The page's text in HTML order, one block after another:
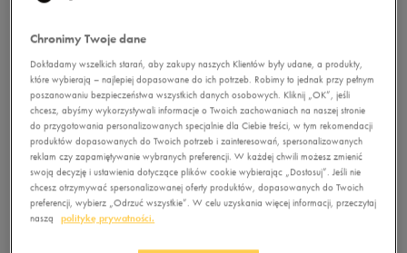
produkty i dokonywania przelewu lub płatności kartą kredytową
W opisanych sytuacjach Twoja przeglądarka łączy się z naszym
sklepem przez bezpieczne, szyfrowane 128 bitowym kluczem
połączenie SSLcertyfikowane przez organizację
Chronimy Twoje dane
Dokładamy wszelkich starań, aby zakupy naszych Klientów były udane, a produkty,
które wybierają – najlepiej dopasowane do ich potrzeb. Robimy to jednak przy pełnym
poszanowaniu bezpieczeństwa wszystkich danych osobowych. Kliknij „OK”, jeśli
chcesz, abyśmy wykorzystywali informacje o Twoich zachowaniach na naszej stronie
do przygotowania personalizowanych specjalnie dla Ciebie treści, w tym rekomendacji
produktów dopasowanych do Twoich potrzeb i zainteresowań, spersonalizowanych
reklam czy zapamiętywanie wybranych preferencji. W każdej chwili możesz zmienić
swoją decyzję i ustawienia dotyczące plików cookie wybierając „Dostosuj”. Jeśli nie
chcesz otrzymywać spersonalizowanej oferty produktów, dopasowanych do Twoich
preferencji, wybierz „Odrzuć wszystkie”. W celu uzyskania więcej informacji, przeczytaj
naszą
politykę prywatności.